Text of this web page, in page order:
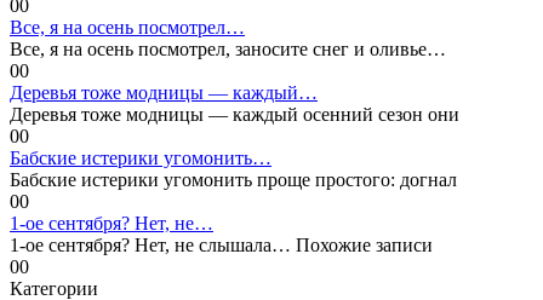
00
Все, я на осень посмотрел…
Все, я на осень посмотрел, заносите снег и оливье…
00
Деревья тоже модницы — каждый…
Деревья тоже модницы — каждый осенний сезон они
00
Бабские истерики угомонить…
Бабские истерики угомонить проще простого: догнал
00
1-ое сентября? Нет, не…
1-ое сентября? Нет, не слышала… Похожие записи
00
Категории